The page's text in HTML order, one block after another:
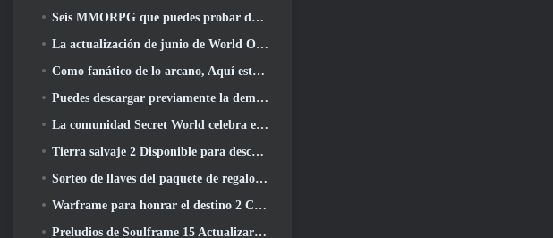
Seis MMORPG que puedes probar durante Steam Next Fest
La actualización de junio de World Of Warships celebra el Día de la Independencia de EE. UU. con una nueva campaña narrativa
Como fanático de lo arcano, Aquí está 5 Cosas que quiero ver del MMO de Riot
Puedes descargar previamente la demostración de Steam Next Fest de Embers Of The Uncrowned Tomorrow
La comunidad Secret World celebra el 14º aniversario con un misterio que deberán resolver juntos
Tierra salvaje 2 Disponible para descargar gratis (y mantener) Por tiempo limitado
Sorteo de llaves del paquete de regalo Crystal Saga Nova
Warframe para honrar el destino 2 Con título y actividad especial en el juego
Preludios de Soulframe 15 Actualizar botín y pesca